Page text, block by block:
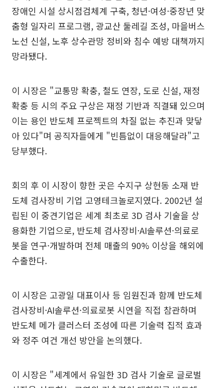
장애인 시설 상시점검체계 구축, 청년·여성·중장년 맞
춤형 일자리 프로그램, 광교산 둘레길 조성, 마을버스
노선 신설, 노후 상수관망 정비와 침수 예방 대책까지
망라됐다.
이 시장은 "교통망 확충, 철도 연장, 도로 신설, 재정
확충 등 시의 주요 구상은 재정 기반과 직결돼 있으며
이는 용인 반도체 프로젝트의 차질 없는 추진과 맞닿
아 있다"며 공직자들에게 "빈틈없이 대응해달라"고
당부했다.
회의 후 이 시장이 향한 곳은 수지구 상현동 소재 반
도체 검사장비 기업 고영테크놀로지였다. 2002년 설
립된 이 중견기업은 세계 최초로 3D 검사 기술을 상
용화한 기업으로, 반도체 검사장비·AI솔루션·의료로
봇을 연구·개발하며 전체 매출의 90% 이상을 해외에
수출한다.
이 시장은 고광일 대표이사 등 임원진과 함께 반도체
검사장비·AI솔루션·의료로봇 시연을 직접 참관하며
반도체 메가 클러스터 조성에 따른 기술력 집적 효과
와 정주 여건 개선 방안을 논의했다.
이 시장은 "세계에서 유일한 3D 검사 기술로 글로벌